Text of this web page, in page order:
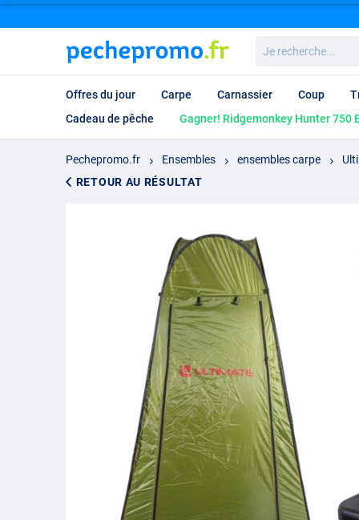
recherche...
Offres du jour Carpe Carnassier Coup
Cadeau de pêche
Gagner! Ridgemonkey Hunter 750
Pechepromo.fr Ensembles ensembles carpe
RETOUR AU RÉSULTAT